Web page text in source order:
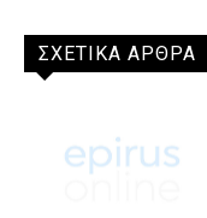
ΣΧΕΤΙΚΑ ΑΡΘΡΑ